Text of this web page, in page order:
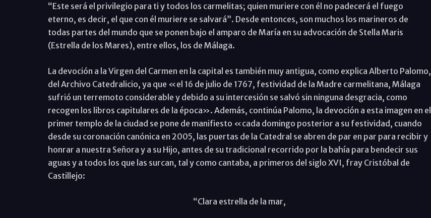
“Este será el privilegio para ti y todos los carmelitas; quien muriere con él no padecerá el fuego
eterno, es decir, el que con él muriere se salvará”. Desde entonces, son muchos los marineros de
todas partes del mundo que se ponen bajo el amparo de María en su advocación de Stella Maris
(Estrella de los Mares), entre ellos, los de Málaga.
La devoción a la Virgen del Carmen en la capital es también muy antigua, como explica Alberto Palomo,
del Archivo Catedralicio, ya que «el 16 de julio de 1767, festividad de la Madre carmelitana, Málaga
sufrió un terremoto considerable y debido a su intercesión se salvó sin ninguna desgracia, como
recogen los libros capitulares de la época». Además, continúa Palomo, la devoción a esta imagen en el
primer templo de la ciudad se pone de manifiesto «cada domingo posterior a su festividad, cuando
desde su coronación canónica en 2005, las puertas de la Catedral se abren de par en par para recibir y
honrar a nuestra Señora y a su Hijo, antes de su tradicional recorrido por la bahía para bendecir sus
aguas y a todos los que las surcan, tal y como cantaba, a primeros del siglo XVI, fray Cristóbal de
Castillejo:
“Clara estrella de la mar,